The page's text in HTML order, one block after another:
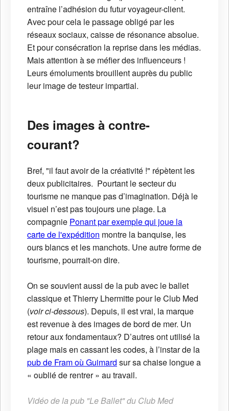
entraîne l’adhésion du futur voyageur-client.
Avec pour cela le passage obligé par les
réseaux sociaux, caisse de résonance absolue.
Et pour consécration la reprise dans les médias.
Mais attention à se méfier des influenceurs !
Leurs émoluments brouillent auprès du public
leur image de testeur impartial.
Des images à contre-
courant?
Bref, "il faut avoir de la créativité !" répètent les
deux publicitaires. Pourtant le secteur du
tourisme ne manque pas d’imagination. Déjà le
visuel n’est pas toujours une plage. La
compagnie Ponant par exemple qui joue la
carte de l'expédition montre la banquise, les
ours blancs et les manchots. Une autre forme de
tourisme, pourrait-on dire.
On se souvient aussi de la pub avec le ballet
classique et Thierry Lhermitte pour le Club Med
(voir ci-dessous). Depuis, il est vrai, la marque
est revenue à des images de bord de mer. Un
retour aux fondamentaux? D’autres ont utilisé la
plage mais en cassant les codes, à l’instar de la
pub de Fram où Guimard sur sa chaise longue a
« oublié de rentrer » au travail.
Vidéo de la pub "Le Ballet" du Club Med